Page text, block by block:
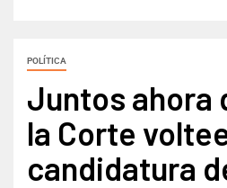
POLÍTICA
Juntos ahora
la Corte
candidatura